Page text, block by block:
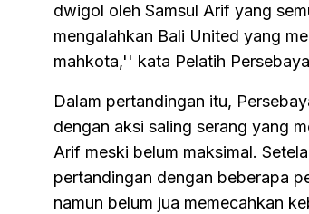
dwigol oleh Samsul Arif yang
mengalahkan Bali United yang
mahkota,'' kata Pelatih
Dalam pertandingan itu,
dengan aksi saling serang yang
Arif meski belum maksimal.
pertandingan dengan beberapa
namun belum jua memecahkan